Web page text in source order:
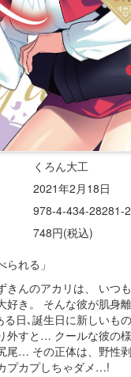
くろん大工
2021年2月18日
978-4-434-28281-2
748円(税込)
られる」
きんのアカリは、 いつ
好き。 そんな彼が肌身
日､誕生日に新しいも
外すと… クールな彼の
尾… その正体は、野性
プカプしちゃダメ…!